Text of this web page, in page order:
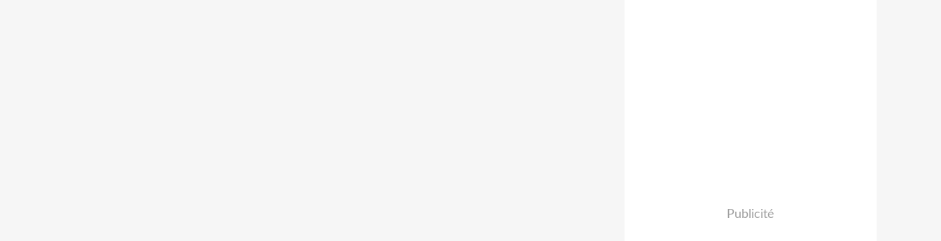
Publicité